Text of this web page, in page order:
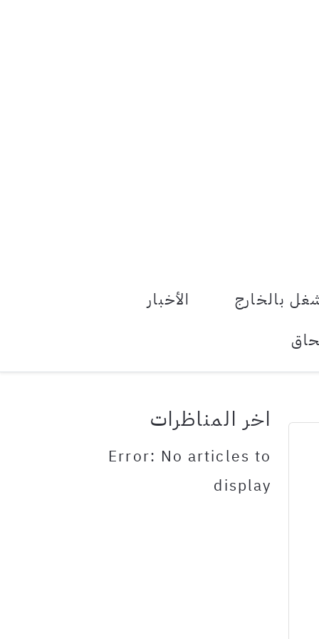
بالخارج
الأخبار
اخر المناظرات
Error: No articles to
display